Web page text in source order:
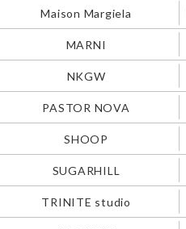
Maison Margiela
MARNI
NKGW
PASTOR NOVA
SHOOP
SUGARHILL
TRINITE studio